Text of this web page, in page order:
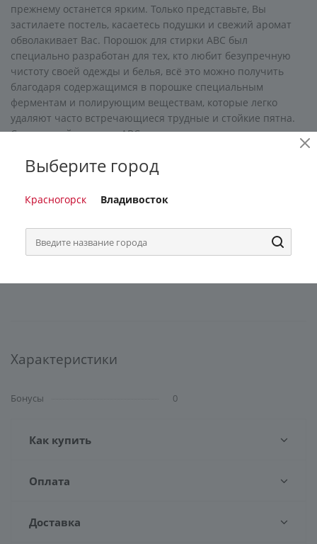
прежнему останется ярким. Только представьте, Вы
застилаете постель, касаетесь подушки и свежий аромат
обволакивает Вас. Порошок для стирки ABC был
специально разработан для тех, кто любит безупречную
чистоту своей одежды и белья, всё это можно получить
благодаря содержащимся в порошке специальным
ферментам и полирующим веществам, которые легко
удаляют часто встречающиеся трудные и стойкие пятна.
Стиральный порошок ABC предназначен для стирки в
стирки. ABC порошок для стирки придаст Вашим вещам
безупречную чистоту и аромат свежести. Турецкий
порошок ABC подходит для стирки смешанных тканей.
отбеливатель %5-15, Неионогенные активные вещества,
Мыло, Поликарбоксилат меньше % 5, Оптические
отбеливатели, Энзим, Парфюмерное средство. Бытовая
Характеристики
Бонусы 0
Как купить
Оплата
Доставка
Выберите город
Красногорск Владивосток